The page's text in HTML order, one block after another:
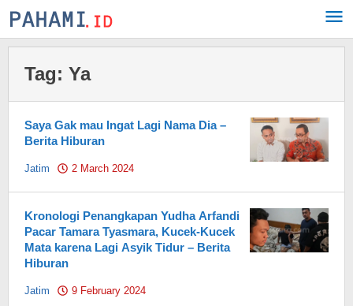
Skip
to
Tag: Ya
Saya Gak mau Ingat Lagi Nama Dia –
Berita Hiburan
Jatim 2 March 2024
Kronologi Penangkapan Yudha Arfandi
Pacar Tamara Tyasmara, Kucek-Kucek
Mata karena Lagi Asyik Tidur – Berita
Hiburan
Jatim 9 February 2024